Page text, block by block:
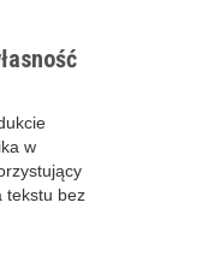
w
tekstu bez